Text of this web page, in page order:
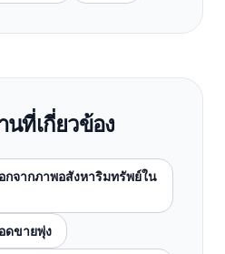
ที่เกี่ยวข้อง
กจากภาพอสังหาริมทรัพย์ใน
ดขายพุ่ง